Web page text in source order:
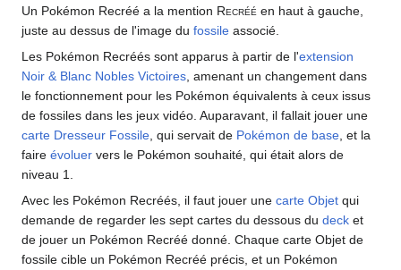
Un Pokémon Recréé a la mention Recréé en haut à gauche,
juste au dessus de l'image du fossile associé.
Les Pokémon Recréés sont apparus à partir de l'extension
Noir & Blanc Nobles Victoires , amenant un changement dans
le fonctionnement pour les Pokémon équivalents à ceux issus
de fossiles dans les jeux vidéo. Auparavant, il fallait jouer une
carte Dresseur Fossile , qui servait de Pokémon de base , et la
faire évoluer vers le Pokémon souhaité, qui était alors de
niveau 1.
Avec les Pokémon Recréés, il faut jouer une carte Objet qui
demande de regarder les sept cartes du dessous du deck et
de jouer un Pokémon Recréé donné. Chaque carte Objet de
fossile cible un Pokémon Recréé précis, et un Pokémon